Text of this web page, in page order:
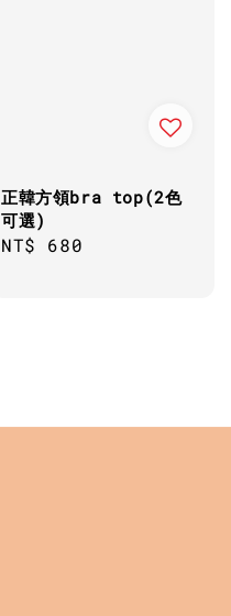
正韓方領bra top(2色
可選)
Regular
NT$ 680